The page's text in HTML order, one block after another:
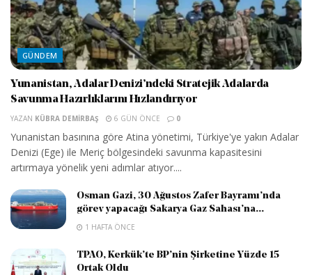
GÜNDEM
Yunanistan, Adalar Denizi’ndeki Stratejik Adalarda
Savunma Hazırlıklarını Hızlandırıyor
YAZAN KÜBRA DEMIRBAŞ 6 GÜN ÖNCE 0
Yunanistan basınına göre Atina yönetimi, Türkiye'ye yakın Adalar
Denizi (Ege) ile Meriç bölgesindeki savunma kapasitesini
artırmaya yönelik yeni adımlar atıyor....
Osman Gazi, 30 Ağustos Zafer Bayramı’nda
görev yapacağı Sakarya Gaz Sahası’na...
1 HAFTA ÖNCE
TPAO, Kerkük’te BP’nin Şirketine Yüzde 15
Ortak Oldu